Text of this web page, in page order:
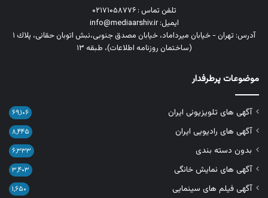
تلفن تماس : ۰۲۱۷۱۰۵۸۷۷۶
ایمیل: info@mediaarshiv.ir
آدرس: تهران - خیابان میرداماد، خیابان مصدق جنوبی،نبش اتوبان حقانی، پلاك ١
(ساختمان روزنامه اطلاعات)، طبقه ۱۳
موضوعات پرطرفدار
آگهی های تلویزیونی ایران ۶۹,۱۰۶
آگهی های رادیویی ایران ۸,۴۴۵
بدون دسته بندی ۶,۳۳۳
آگهی های نمایش خانگی ۳,۴۰۳
آگهی فیلم های سینمایی ۱,۶۵۰